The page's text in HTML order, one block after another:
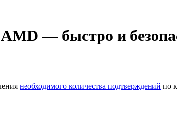
— быстро и
необходимого количества подтверждений по